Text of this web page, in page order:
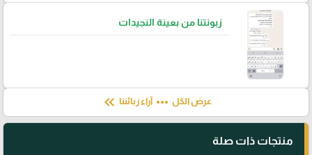
زبونتنا من بعينة النجيدات
عرض الكل more_horiz آراء زبائننا keyboard_double_arrow_left
منتجات ذات صلة